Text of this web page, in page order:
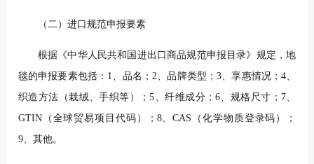
（二）进口规范申报要素
根据《中华人民共和国进出口商品规范申报目录》规定，地
毯的申报要素包括：1、品名；2、品牌类型；3、享惠情况；4、
织造方法（栽绒、手织等）；5、纤维成分；6、规格尺寸；7、
GTIN（全球贸易项目代码）；8、CAS（化学物质登录码）；
9、其他。